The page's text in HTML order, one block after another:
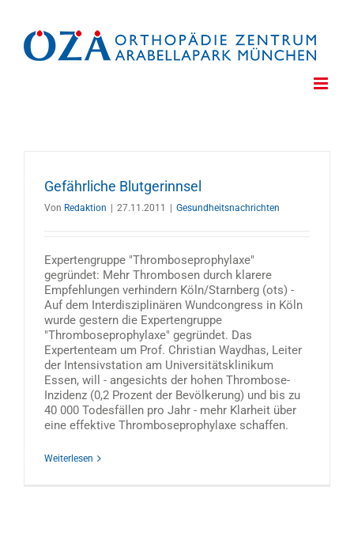
springen
Gefährliche Blutgerinnsel
Von Redaktion 27.11.2011 Gesundheitsnachrichten
Expertengruppe "Thromboseprophylaxe"
gegründet: Mehr Thrombosen durch klarere
Empfehlungen verhindern Köln/Starnberg (ots) -
Auf dem Interdisziplinären Wundcongress in Köln
wurde gestern die Expertengruppe
"Thromboseprophylaxe" gegründet. Das
Expertenteam um Prof. Christian Waydhas, Leiter
der Intensivstation am Universitätsklinikum
Essen, will - angesichts der hohen Thrombose-
Inzidenz (0,2 Prozent der Bevölkerung) und bis zu
40 000 Todesfällen pro Jahr - mehr Klarheit über
eine effektive Thromboseprophylaxe schaffen.
Weiterlesen